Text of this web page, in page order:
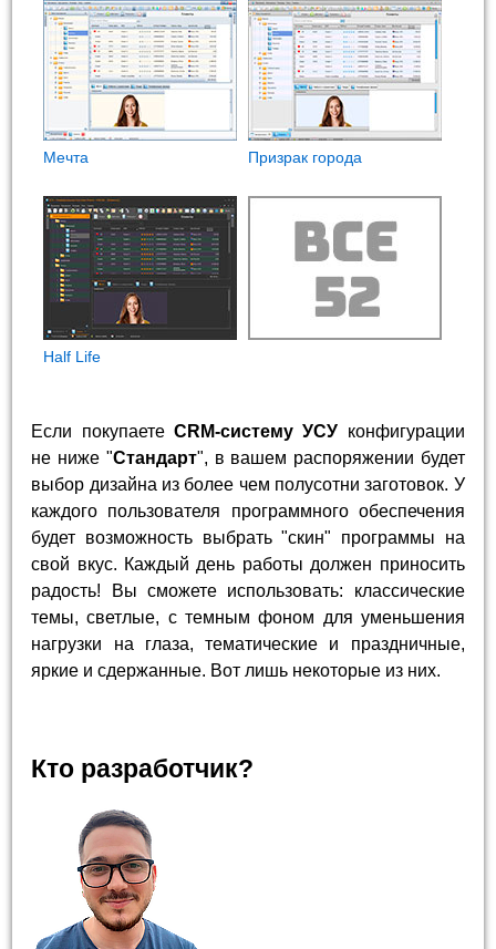
Мечта Призрак города
Half Life
Если покупаете CRM-систему УСУ конфигурации
не ниже "Стандарт", в вашем распоряжении будет
выбор дизайна из более чем полусотни заготовок. У
каждого пользователя программного обеспечения
будет возможность выбрать "скин" программы на
свой вкус. Каждый день работы должен приносить
радость! Вы сможете использовать: классические
темы, светлые, с темным фоном для уменьшения
нагрузки на глаза, тематические и праздничные,
яркие и сдержанные. Вот лишь некоторые из них.
Кто разработчик?